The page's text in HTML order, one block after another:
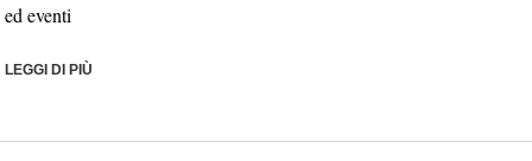
ed eventi
LEGGI DI PIÙ